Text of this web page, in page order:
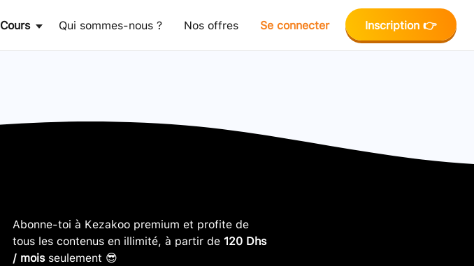
Cours Qui sommes-nous ? Nos offres Se connecter Inscription 👉
Abonne-toi à Kezakoo premium et profite de
tous les contenus en illimité, à partir de 120 Dhs
/ moisseulement 😎